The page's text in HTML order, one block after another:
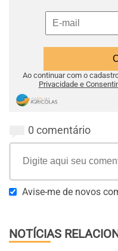
Ao continuar com o
Privacidade e
0 comentário
Avise-me de novos
NOTÍCIAS